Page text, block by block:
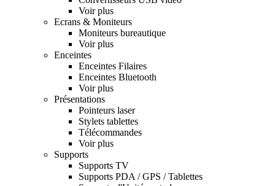
Voir plus
Ecrans & Moniteurs
Moniteurs bureautique
Voir plus
Enceintes
Enceintes Filaires
Enceintes Bluetooth
Voir plus
Présentations
Pointeurs laser
Stylets tablettes
Télécommandes
Voir plus
Supports
Supports TV
Supports PDA / GPS / Tablettes